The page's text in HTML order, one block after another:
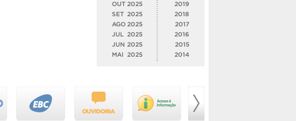
OUT 2025
SET 2025
AGO 2025
JUL
2025
JUN 2025
MAI
2025
2019
2018
2017
2016
2015
2014